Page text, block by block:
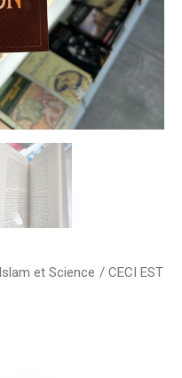
Islam et Science
CECI EST